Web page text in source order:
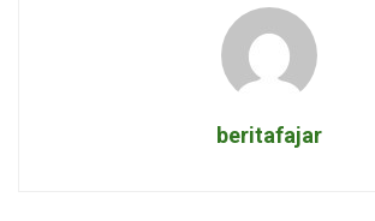
beritafajar